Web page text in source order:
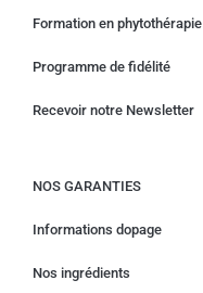
Formation en phytothérapie
Programme de fidélité
Recevoir notre Newsletter
NOS GARANTIES
Informations dopage
Nos ingrédients